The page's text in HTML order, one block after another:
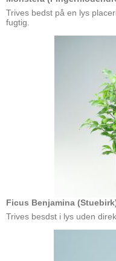
Trives bedst på en lys
fugtig.
Ficus Benjamina
Trives besdst i lys uden